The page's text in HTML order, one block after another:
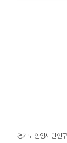
경기도 안양시 만안